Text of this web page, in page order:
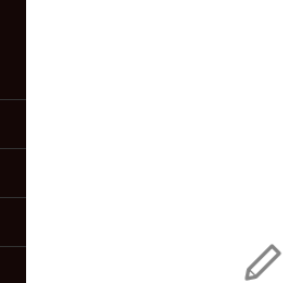
ПОДАЧА ИСКА